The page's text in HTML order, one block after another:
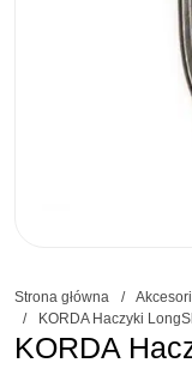
Strona główna /
/
KORDA Haczyki
KORDA